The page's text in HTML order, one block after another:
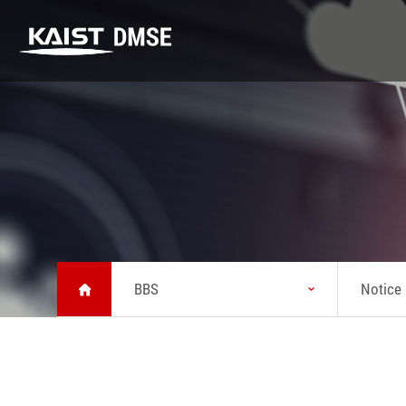
DMSE
Message from
Head
Status
Seminar
KAIST Emerging
Research
Safety
BBS Notice